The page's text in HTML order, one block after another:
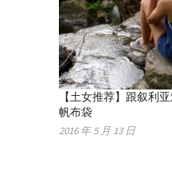
【土女推荐】跟叙利
帆布袋
2016 年 5 月 13 日